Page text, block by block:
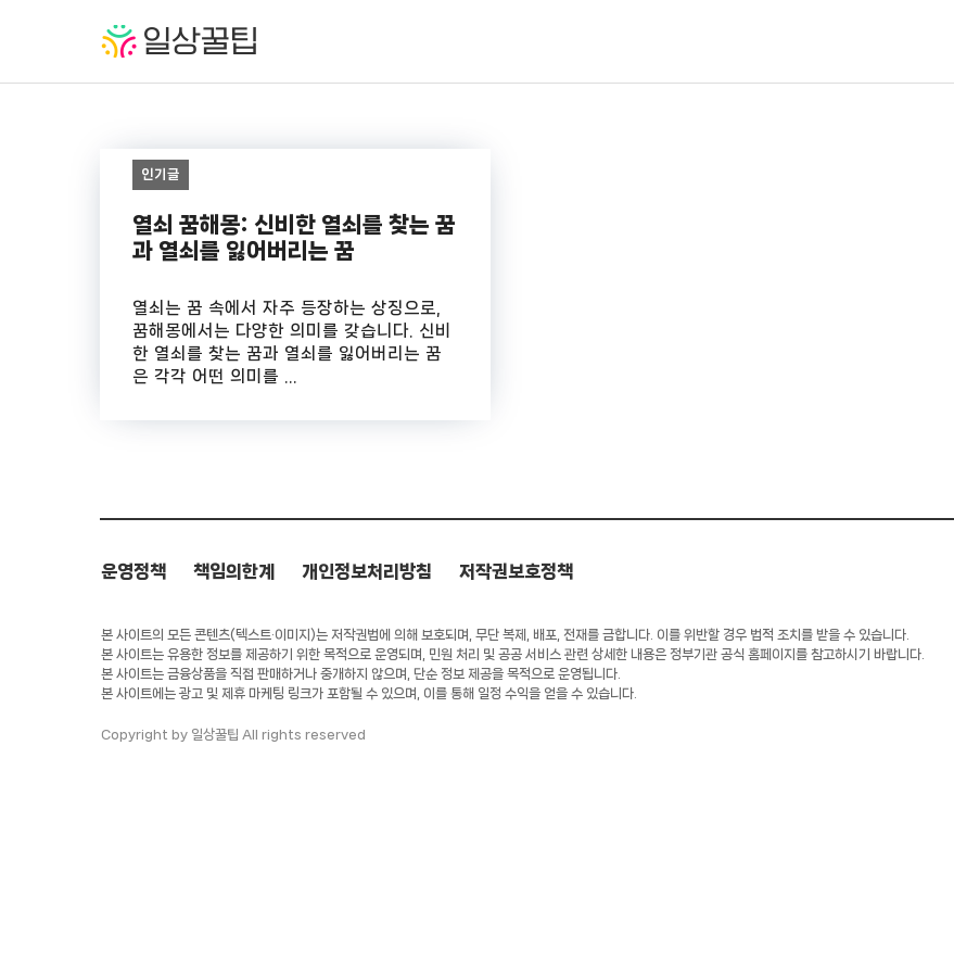
인기글
열쇠 꿈해몽: 신비한 열쇠를 찾는 꿈
과 열쇠를 잃어버리는 꿈
열쇠는 꿈 속에서 자주 등장하는 상징으로,
꿈해몽에서는 다양한 의미를 갖습니다. 신비
한 열쇠를 찾는 꿈과 열쇠를 잃어버리는 꿈
은 각각 어떤 의미를 ...
운영정책 책임의한계 개인정보처리방침 저작권보호정책
본 사이트의 모든 콘텐츠(텍스트·이미지)는 저작권법에 의해 보호되며, 무단 복제, 배포, 전재를 금합니다. 이를 위반할 경우 법적 조치를 받을 수 있습니다.
본 사이트는 유용한 정보를 제공하기 위한 목적으로 운영되며, 민원 처리 및 공공 서비스 관련 상세한 내용은 정부기관 공식 홈페이지를 참고하시기 바랍니다.
본 사이트는 금융상품을 직접 판매하거나 중개하지 않으며, 단순 정보 제공을 목적으로 운영됩니다.
본 사이트에는 광고 및 제휴 마케팅 링크가 포함될 수 있으며, 이를 통해 일정 수익을 얻을 수 있습니다.
Copyright by 일상꿀팁 All rights reserved